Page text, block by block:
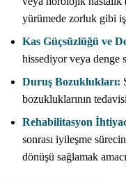
yürümede zorluk gibi
Kas Güçsüzlüğü ve
hissediyor veya denge
Duruş Bozuklukları:
bozukluklarının
Rehabilitasyon
sonrası iyileşme
dönüşü sağlamak